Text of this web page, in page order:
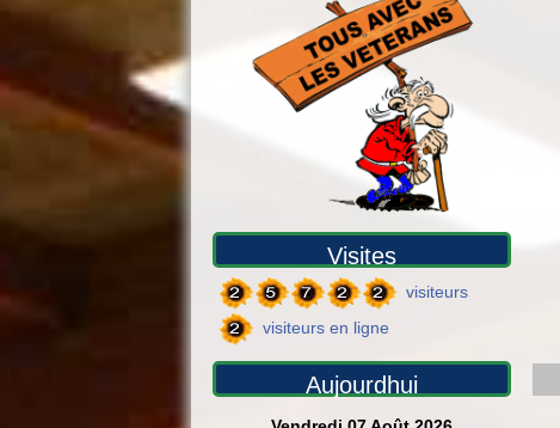
Visites
visiteurs
visiteurs en ligne
Aujourdhui